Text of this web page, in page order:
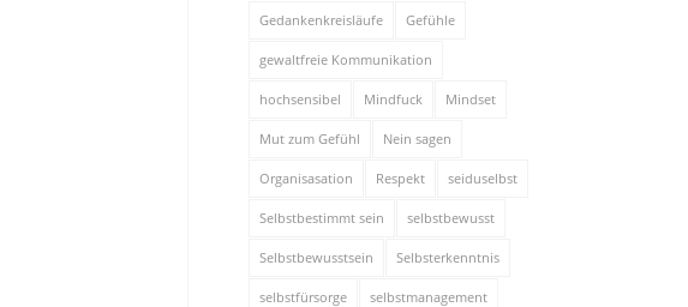
Gedankenkreisläufe Gefühle
gewaltfreie Kommunikation
hochsensibel Mindfuck Mindset
Mut zum Gefühl Nein sagen
Organisasation Respekt seiduselbst
Selbstbestimmt sein selbstbewusst
Selbstbewusstsein Selbsterkenntnis
selbstfürsorge selbstmanagement